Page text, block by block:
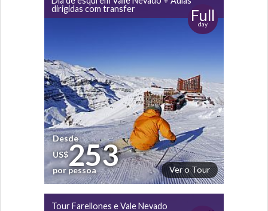
dirigidas com transfer
Full
day
Ver o Tour
Desde
US$253
por pessoa
Tour Farellones e Vale Nevado